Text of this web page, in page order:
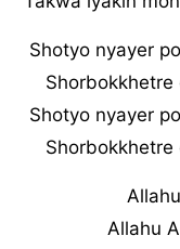
Shotyo nyayer
Shotyo nyayer
Allahu